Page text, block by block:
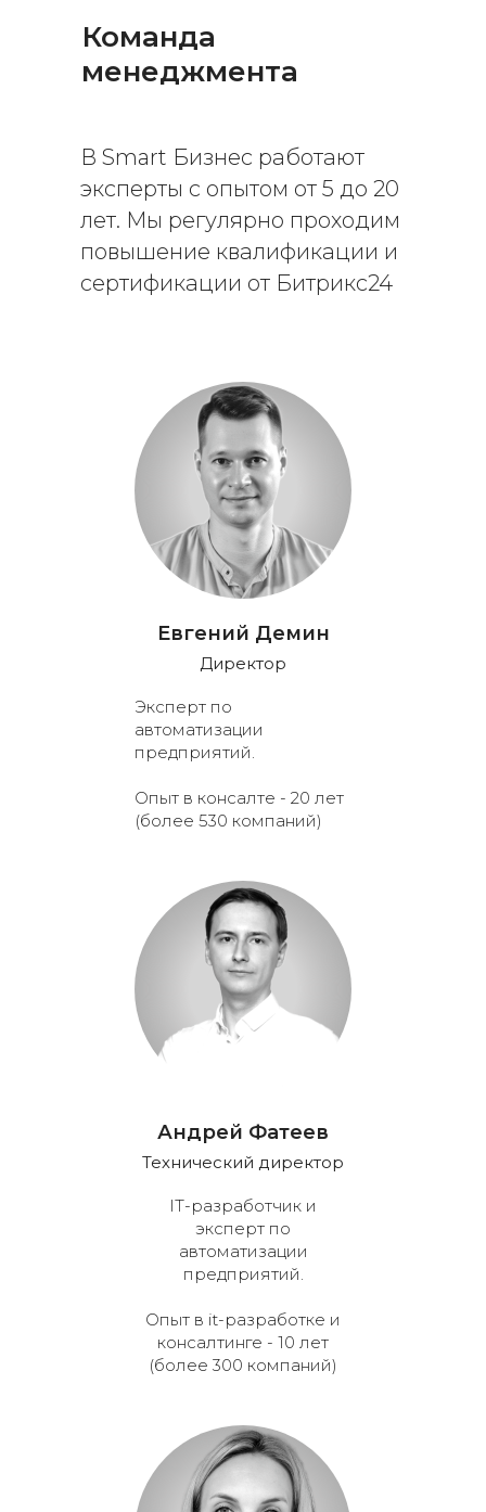
Команда
менеджмента
В Smart Бизнес работают
эксперты с опытом от 5 до 20
лет. Мы регулярно проходим
повышение квалификации и
сертификации от Битрикс24
Евгений Демин
Директор
Эксперт по
автоматизации
предприятий.
Опыт в консалте - 20 лет
(более 530 компаний)
Андрей Фатеев
Технический директор
IT-разработчик и
эксперт по
автоматизации
предприятий.
Опыт в it-разработке и
консалтинге - 10 лет
(более 300 компаний)